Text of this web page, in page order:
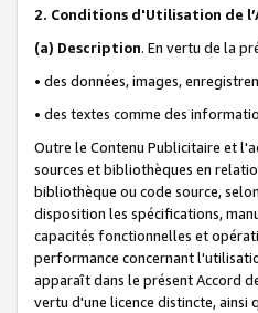
2. Conditions d'Utilisation de
(a) Description. En vertu de la
• des données, images,
• des textes comme des
Outre le Contenu Publicitaire et
sources et bibliothèques en
bibliothèque ou code source,
disposition les spécifications,
capacités fonctionnelles et
performance concernant
apparaît dans le présent Accord
vertu d'une licence distincte, ainsi